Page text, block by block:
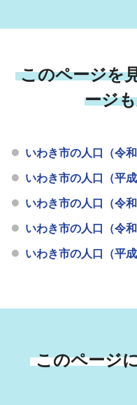
このページを
ージ
いわき市の人口（令
いわき市の人口（平
いわき市の人口（令
いわき市の人口（令
いわき市の人口（平
このページ